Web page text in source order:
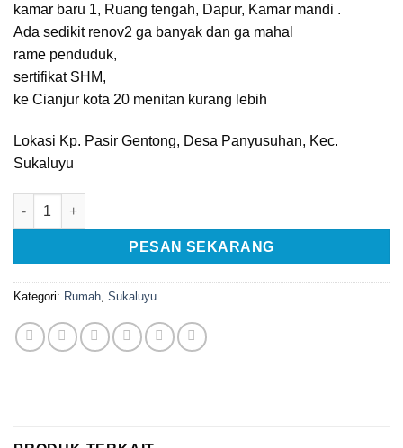
kamar baru 1, Ruang tengah, Dapur, Kamar mandi .
Ada sedikit renov2 ga banyak dan ga mahal
rame penduduk,
sertifikat SHM,
ke Cianjur kota 20 menitan kurang lebih
Lokasi Kp. Pasir Gentong, Desa Panyusuhan, Kec.
Sukaluyu
Kuantitas [C1073] Di Jual Rumah Murah di Panyusuhan
PESAN SEKARANG
Kategori: Rumah, Sukaluyu